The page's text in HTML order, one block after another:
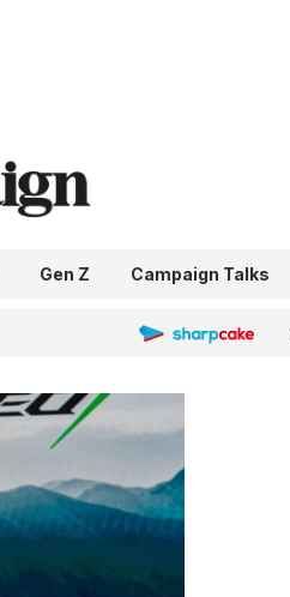
Gen Z Campaign Talks
Sharpcake